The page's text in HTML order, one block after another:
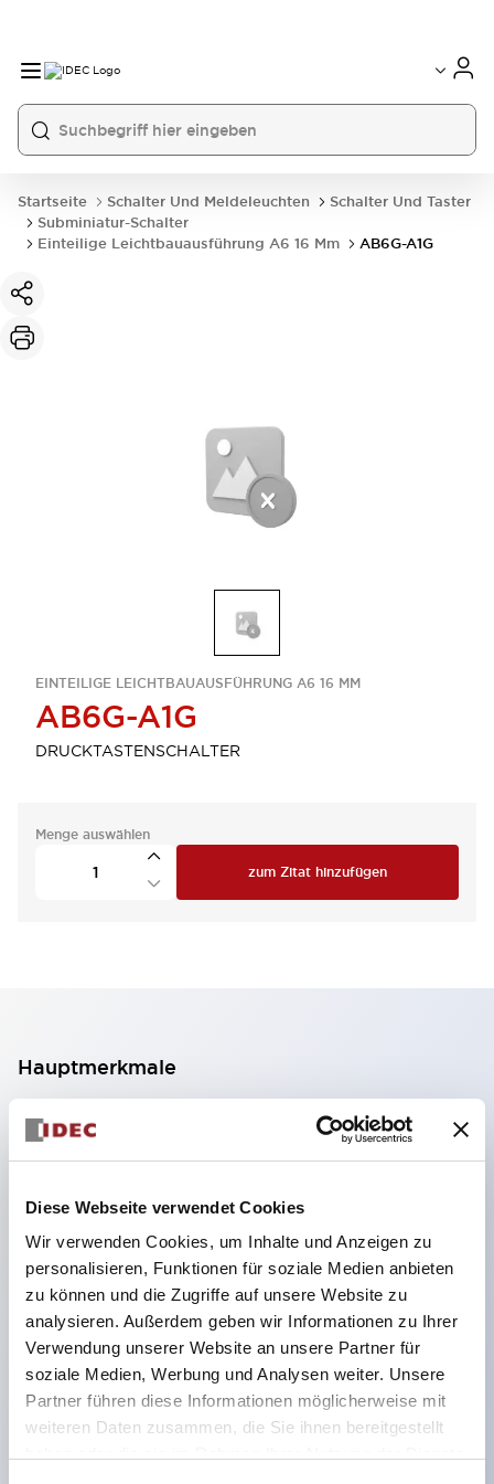
Diese Webseite verwendet Cookies
Wir verwenden Cookies, um Inhalte und Anzeigen zu
personalisieren, Funktionen für soziale Medien anbieten
zu können und die Zugriffe auf unsere Website zu
analysieren. Außerdem geben wir Informationen zu Ihrer
Verwendung unserer Website an unsere Partner für
soziale Medien, Werbung und Analysen weiter. Unsere
Partner führen diese Informationen möglicherweise mit
weiteren Daten zusammen, die Sie ihnen bereitgestellt
Startseite Schalter Und Meldeleuchten
Schalter Und Taster
Subminiatur-Schalter
Einteilige Leichtbauausführung A6 16 Mm
AB6G-A1G
EINTEILIGE LEICHTBAUAUSFÜHRUNG A6 16 MM
AB6G-A1G
DRUCKTASTENSCHALTER
Menge auswählen
zum Zitat hinzufügen
Hauptmerkmale
Geeignet für ein breites Anwendungsspektrum
von der Konsumelektronik bis zum FA-Bereich
Schutzarten IP40 und IP65 vollständig verfügbar
(IEC 60529)
UL- und CSA-zertifiziert. Entspricht EN (Europa)
Normen. CCC-zertifiziert (außer Anzeigeleuchten).
Mit speziellem Zubehör leicht auf Φ22 Flash-
Silhouette umstellbar